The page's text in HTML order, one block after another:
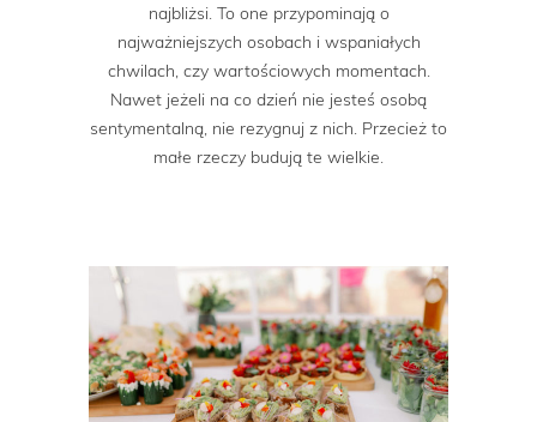
najbliżsi. To one przypominają o
najważniejszych osobach i wspaniałych
chwilach, czy wartościowych momentach.
Nawet jeżeli na co dzień nie jesteś osobą
sentymentalną, nie rezygnuj z nich. Przecież to
małe rzeczy budują te wielkie.